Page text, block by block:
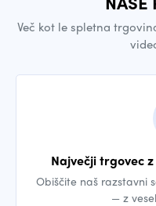
Več kot le spletna
Največji trgovec
Obiščite naš razstavni
— z